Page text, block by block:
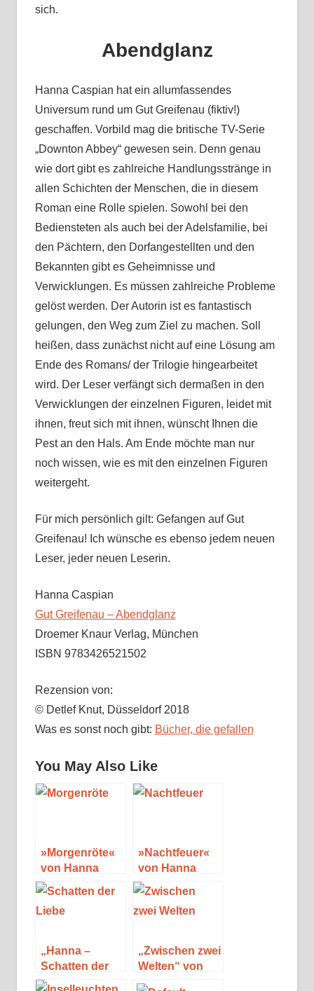
sich.
Abendglanz
Hanna Caspian hat ein allumfassendes
Universum rund um Gut Greifenau (fiktiv!)
geschaffen. Vorbild mag die britische TV-Serie
„Downton Abbey“ gewesen sein. Denn genau
wie dort gibt es zahlreiche Handlungsstränge in
allen Schichten der Menschen, die in diesem
Roman eine Rolle spielen. Sowohl bei den
Bediensteten als auch bei der Adelsfamilie, bei
den Pächtern, den Dorfangestellten und den
Bekannten gibt es Geheimnisse und
Verwicklungen. Es müssen zahlreiche Probleme
gelöst werden. Der Autorin ist es fantastisch
gelungen, den Weg zum Ziel zu machen. Soll
heißen, dass zunächst nicht auf eine Lösung am
Ende des Romans/ der Trilogie hingearbeitet
wird. Der Leser verfängt sich dermaßen in den
Verwicklungen der einzelnen Figuren, leidet mit
ihnen, freut sich mit ihnen, wünscht Ihnen die
Pest an den Hals. Am Ende möchte man nur
noch wissen, wie es mit den einzelnen Figuren
weitergeht.
Für mich persönlich gilt: Gefangen auf Gut
Greifenau! Ich wünsche es ebenso jedem neuen
Leser, jeder neuen Leserin.
Hanna Caspian
Gut Greifenau – Abendglanz
Droemer Knaur Verlag, München
ISBN 9783426521502
Rezension von:
© Detlef Knut, Düsseldorf 2018
Was es sonst noch gibt: Bücher, die gefallen
You May Also Like
»Morgenröte«
von Hanna
Caspian (Gut-
Greifenau-
Trilogie)
»Nachtfeuer«
von Hanna
Caspian (Gut-
Greifenau-
Trilogie)
„Hanna –
Schatten der
Liebe“ von
„Zwischen zwei
Welten“ von
Izabelle Jardin